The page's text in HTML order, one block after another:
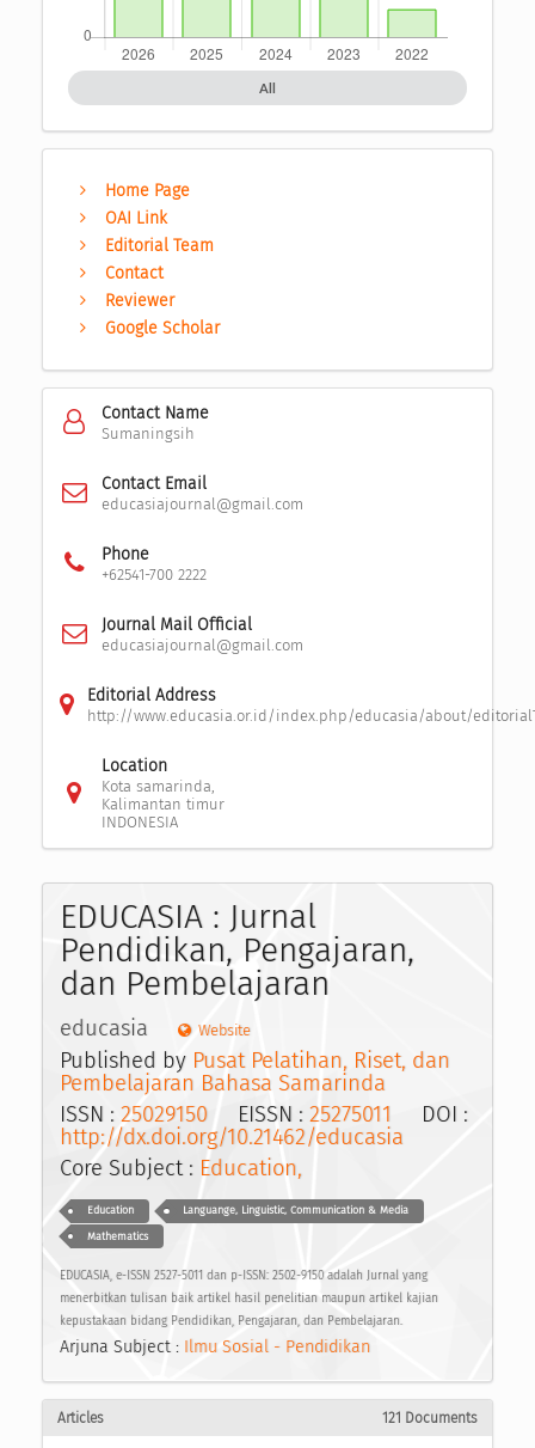
All
Home Page
OAI Link
Editorial Team
Contact
Reviewer
Google Scholar
Contact Name
Sumaningsih
Contact Email
educasiajournal@gmail.com
Phone
+62541-700 2222
Journal Mail Official
educasiajournal@gmail.com
Editorial Address
http://www.educasia.or.id/index.php/educasia/about/
Location
Kota samarinda,
Kalimantan timur
INDONESIA
EDUCASIA : Jurnal
Pendidikan, Pengajaran,
dan Pembelajaran
educasia Website
Published by Pusat Pelatihan, Riset, dan
Pembelajaran Bahasa Samarinda
ISSN : 25029150 EISSN : 25275011 DOI :
http://dx.doi.org/10.21462/educasia
Core Subject : Education,
Education Languange, Linguistic, Communication & Media
Mathematics
EDUCASIA, e-ISSN 2527-5011 dan p-ISSN: 2502-9150 adalah Jurnal yang
menerbitkan tulisan baik artikel hasil penelitian maupun artikel kajian
kepustakaan bidang Pendidikan, Pengajaran, dan Pembelajaran.
Arjuna Subject : Ilmu Sosial - Pendidikan
Articles 121 Documents